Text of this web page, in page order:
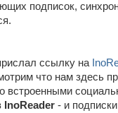
подписок,
ссылку на
что нам здесь
встроенными
InoReader - и